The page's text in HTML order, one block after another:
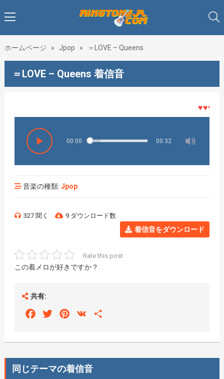
ホームページ » Jpop » ＝LOVE – Queens
＝LOVE – Queens 着信音
♥♥♥着メ
00:00 00:32
音楽の種類: Jpop
327 聞く 9 ダウンロード数
着信音をダウンロード
Rate this post
この着メロが好きですか？
共有:
FacebookTwitterPinterest
VK
同じテーマの着信音